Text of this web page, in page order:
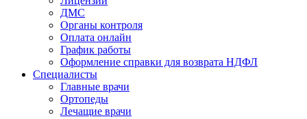
ДМС
Органы контроля
Оплата онлайн
График работы
Оформление справки для возврата НДФЛ
Специалисты
Главные врачи
Ортопеды
Лечащие врачи